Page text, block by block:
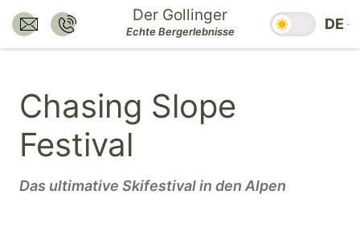
Zum
Inhalt
springen.
Hauptmenü
springen.
Zum
Footer
springen.
E-Mail senden an:
hotel@dergollinger.at
Nummer anrufen:
+43 6541 7292
Der Gollinger
Echte Bergerlebnisse DE
Chasing Slope
Festival
Das ultimative Skifestival in den Alpen